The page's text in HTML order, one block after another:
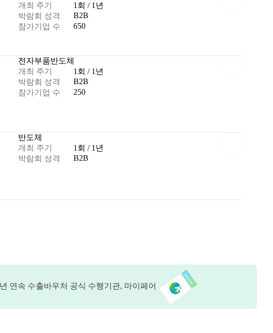
개최 주기
1회 / 1년
박람회 성격
B2B
참가기업 수
650
전자부품반도체
개최 주기
1회 / 1년
박람회 성격
B2B
참가기업 수
250
반도체
개최 주기
1회 / 1년
박람회 성격
B2B
년 연속 수출바우처 공식 수행기관, 마이페어